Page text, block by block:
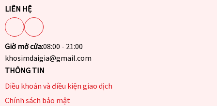
LIÊN HỆ
Giờ mở cửa:08:00 - 21:00
khosimdaigia@gmail.com
THÔNG TIN
Điều khoản và điều kiện giao dịch
Chính sách bảo mật